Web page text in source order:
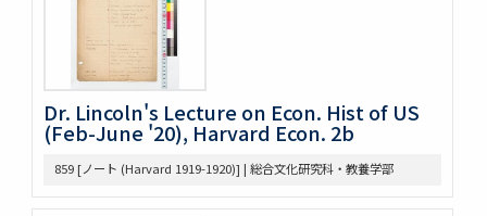
644 NRA関係資料
645 高木原稿とメモ(革新主義)
646 高木原稿とメモ (economic revolution)
647 高木原稿 (Wilson, W)
648 高木原稿 (奴隷問題)
649 高木原稿、メモ (参政権)
652 高木原稿
653 高木 講義原稿
Dr. Lincoln's Lecture on Econ. Hist of US
(Feb-June '20), Harvard Econ. 2b
859 [ノート (Harvard 1919-1920)] | 総合文化研究科・教養学部